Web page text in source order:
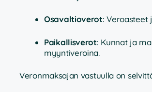
Osavaltioverot: Veroasteet
Paikallisverot: Kunnat ja
myyntiveroina.
Veronmaksajan vastuulla on